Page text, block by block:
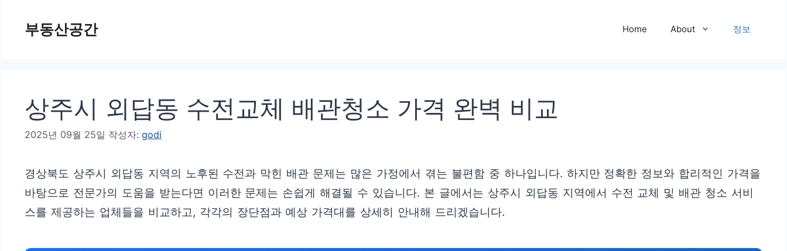
부동산공간 Home About 정보
상주시 외답동 수전교체 배관청소 가격 완벽 비교
2025년 09월 25일 작성자: godi
경상북도 상주시 외답동 지역의 노후된 수전과 막힌 배관 문제는 많은 가정에서 겪는 불편함 중 하나입니다. 하지만 정확한 정보와 합리적인 가격을
바탕으로 전문가의 도움을 받는다면 이러한 문제는 손쉽게 해결될 수 있습니다. 본 글에서는 상주시 외답동 지역에서 수전 교체 및 배관 청소 서비
스를 제공하는 업체들을 비교하고, 각각의 장단점과 예상 가격대를 상세히 안내해 드리겠습니다.